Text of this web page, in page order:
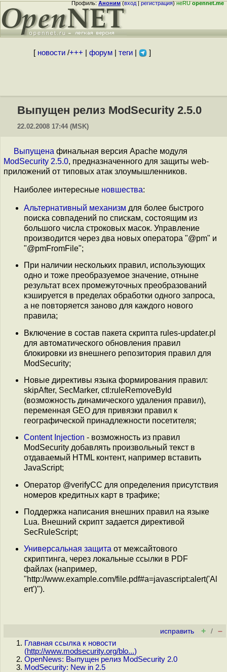
Профиль:Аноним(вход|регистрация)неRUopennet.me
[ новости/+++ форум| теги| ]
Выпущен релиз ModSecurity 2.5.0
22.02.2008 17:44 (MSK)
Выпущена финальная версия Apache модуля
ModSecurity 2.5.0, предназначенного для защиты web-
приложений от типовых атак злоумышленников.
Наиболее интересные новшества:
Альтернативный механизм для более быстрого
поиска совпадений по спискам, состоящим из
большого числа строковых масок. Управление
производится через два новых оператора "@pm" и
"@pmFromFile";
При наличии нескольких правил, использующих
одно и тоже преобразуемое значение, отныне
результат всех промежуточных преобразований
кэшируется в пределах обработки одного запроса,
а не повторяется заново для каждого нового
правила;
Включение в состав пакета скрипта rules-updater.pl
для автоматического обновления правил
блокировки из внешнего репозитория правил для
ModSecurity;
Новые директивы языка формирования правил:
skipAfter, SecMarker, ctl:ruleRemoveById
(возможность динамического удаления правил),
переменная GEO для привязки правил к
географической принадлежности посетителя;
Content Injection - возможность из правил
ModSecurity добавлять произвольный текст в
отдаваемый HTML контент, например вставить
JavaScript;
Оператор @verifyCC для определения присутствия
номеров кредитных карт в трафике;
Поддержка написания внешних правил на языке
Lua. Внешний скрипт задается директивой
SecRuleScript;
Универсальная защита от межсайтового
скриптинга, через локальные ссылки в PDF
файлах (например,
"http://www.example.com/file.pdf#a=javascript:alert('Al
ert')").
исправить + / –
Главная ссылка к новости
(http://www.modsecurity.org/blo...)
OpenNews: Выпущен релиз ModSecurity 2.0
ModSecurity: New in 2.5